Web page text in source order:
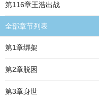
第116章王浩出战
全部章节列表
第1章绑架
第2章脱困
第3章身世